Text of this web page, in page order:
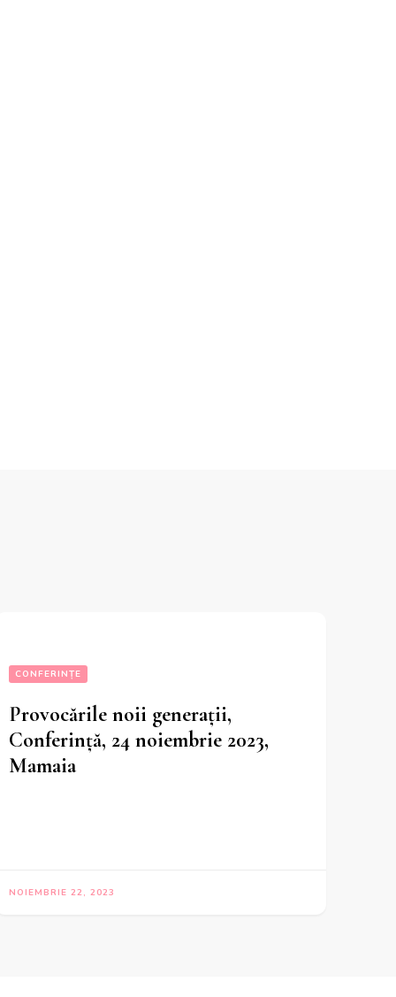
CONFERINȚE
Provocările noii generații,
Conferință, 24 noiembrie 2023,
Mamaia
NOIEMBRIE 22, 2023